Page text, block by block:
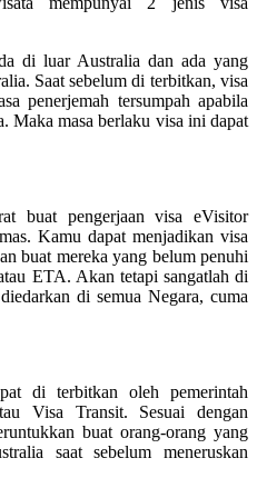
di luar Australia dan ada yang
Saat sebelum di terbitkan, visa
penerjemah tersumpah apabila
Maka masa berlaku visa ini dapat
buat pengerjaan visa eVisitor
Kamu dapat menjadikan visa
buat mereka yang belum penuhi
ETA. Akan tetapi sangatlah di
di semua Negara, cuma
di terbitkan oleh pemerintah
Visa Transit. Sesuai dengan
buat orang-orang yang
saat sebelum meneruskan